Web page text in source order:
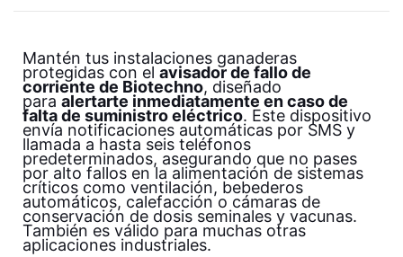
Mantén tus instalaciones ganaderas
protegidas con el avisador de fallo de
corriente de Biotechno, diseñado
para alertarte inmediatamente en caso de
falta de suministro eléctrico. Este dispositivo
envía notificaciones automáticas por SMS y
llamada a hasta seis teléfonos
predeterminados, asegurando que no pases
por alto fallos en la alimentación de sistemas
críticos como ventilación, bebederos
automáticos, calefacción o cámaras de
conservación de dosis seminales y vacunas.
También es válido para muchas otras
aplicaciones industriales.